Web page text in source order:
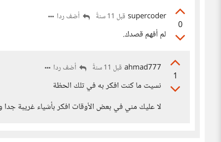
0
supercoder قبل 11 سنةً أضف ردا
لم أفهم قصدك.
1
ahmad777 قبل 11 سنةً أضف ردا
نسيت ما كنت افكر به في تلك الحظة
لا عليك مني في بعض الأوقات افكر بأشياء غريبة جدا